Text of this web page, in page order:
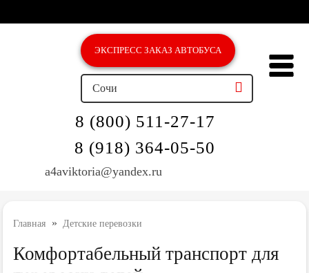
ЭКСПРЕСС ЗAКАЗ АВТОБУСА
Сочи
8 (800) 511-27-17
8 (918) 364-05-50
a4aviktoria@yandex.ru
Главная » Детские перевозки
Комфортабельный транспорт для